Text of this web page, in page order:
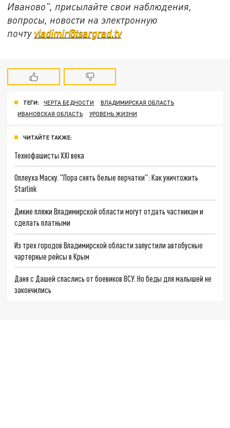
Иваново", присылайте свои наблюдения,
вопросы, новости на электронную
почту vladimir@tsargrad.tv
ТЕГИ: ЧЕРТА БЕДНОСТИ
ВЛАДИМИРСКАЯ ОБЛАСТЬ
ИВАНОВСКАЯ ОБЛАСТЬ
УРОВЕНЬ ЖИЗНИ
ЧИТАЙТЕ ТАКЖЕ:
Технофашисты XXI века
Оплеуха Маску. "Пора снять белые перчатки": Как уничтожить
Starlink
Дикие пляжи Владимирской области могут отдать частникам и
сделать платными
Из трех городов Владимирской области запустили автобусные
чартерные рейсы в Крым
Даня с Дашей спаслись от боевиков ВСУ. Но беды для малышей не
закончились